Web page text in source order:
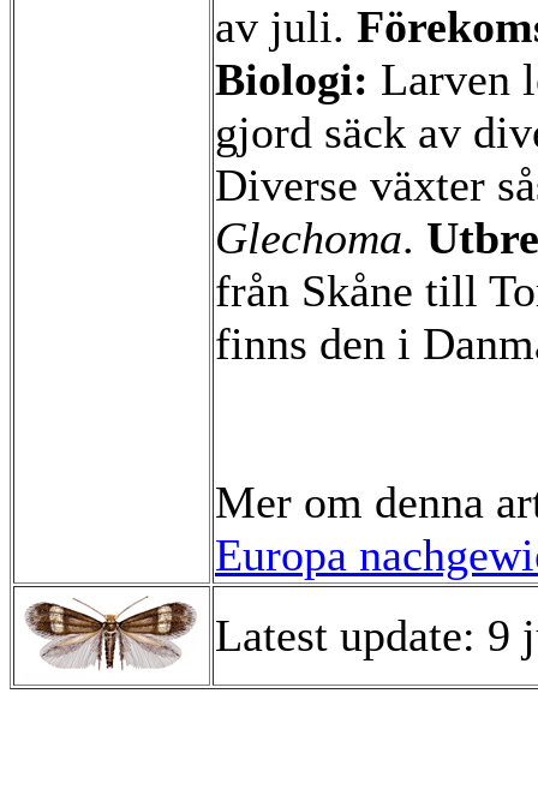
av juli.
Biologi: Larven
gjord säck av
Diverse växter
Glechoma.
från Skåne till
finns den i
Mer om denna
Europa
Latest update: 9